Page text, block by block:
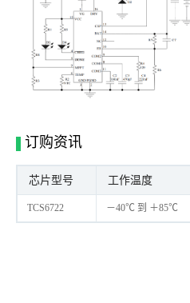
订购资讯
芯片型号 工作温度
TCS6722 －40℃ 到 ＋85℃